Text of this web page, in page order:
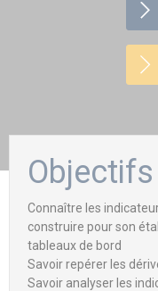
Objectifs
Connaître les
construire pour son
tableaux de bord
Savoir repérer les
Savoir analyser les